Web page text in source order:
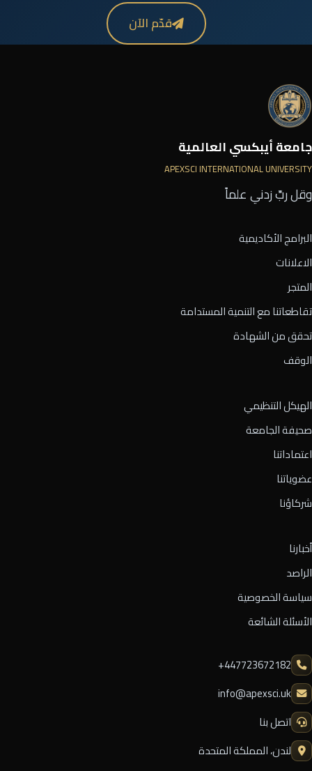
قدّم الآن
جامعة أيبكسي العالمية
APEXSCI INTERNATIONAL UNIVERSITY
وقل ربِّ زدني علماً
البرامج الأكاديمية
الاعلانات
المتجر
تقاطعاتنا مع التنمية المستدامة
تحقق من الشهادة
الوقف
الهيكل التنظيمي
صحيفة الجامعة
اعتماداتنا
عضوياتنا
شركاؤنا
أخبارنا
الراصد
سياسة الخصوصية
الأسئلة الشائعة
⁦+447723672182⁩
info@apexsci.uk
اتصل بنا
لندن، المملكة المتحدة